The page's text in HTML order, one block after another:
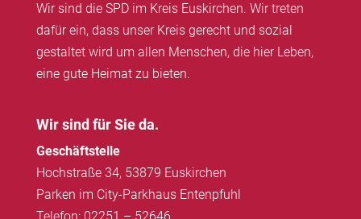
Wir sind die SPD im Kreis Euskirchen. Wir treten
dafür ein, dass unser Kreis gerecht und sozial
gestaltet wird um allen Menschen, die hier Leben,
eine gute Heimat zu bieten.
Wir sind für Sie da.
Geschäftstelle
Hochstraße 34, 53879 Euskirchen
Parken im City-Parkhaus Entenpfuhl